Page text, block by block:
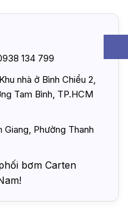
134 799
nhà ở Bình Chiểu 2,
Tam Bình, TP.HCM
Giang, Phường Thanh
bơm Carten